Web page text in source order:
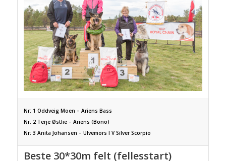
Nr: 1 Oddveig Moen – Ariens Bass
Nr: 2 Terje Østlie – Ariens (Bono)
Nr: 3 Anita Johansen – Ulvemors I V Silver Scorpio
Beste 30*30m felt (fellesstart)